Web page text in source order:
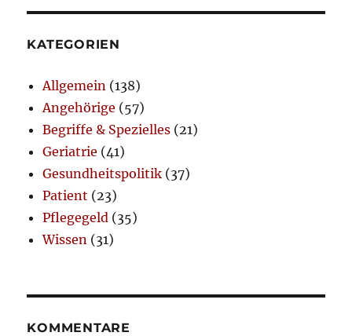
KATEGORIEN
Allgemein (138)
Angehörige (57)
Begriffe & Spezielles (21)
Geriatrie (41)
Gesundheitspolitik (37)
Patient (23)
Pflegegeld (35)
Wissen (31)
KOMMENTARE